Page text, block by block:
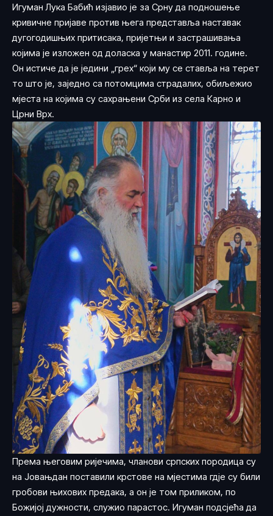
Игуман Лука Бабић изјавио је за Срну да подношење
кривичне пријаве против њега представља наставак
дугогодишњих притисака, пријетњи и застрашивања
којима је изложен од доласка у манастир 2011. године.
Он истиче да је једини „грех“ који му се ставља на терет
то што је, заједно са потомцима страдалих, обиљежио
мјеста на којима су сахрањени Срби из села Карно и
Црни Врх.
Према његовим ријечима, чланови српских породица су
на Јовањдан поставили крстове на мјестима гдје су били
гробови њихових предака, а он је том приликом, по
Божијој дужности, служио парастос. Игуман подсјећа да